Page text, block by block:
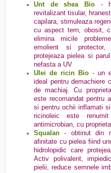
Unt de shea Bio-
revitalizant tisular,
capilara, stimuleaza
cu aspect tern, obosit,
elimina micile
emolient si
protejeaza pielea si
nefasta a UV
Ulei de ricin Bio - un
ideal pentru demachiere
de machiaj. Cu
este recomandat pentru
si pentru ochii inflamati
ricinoleic este
antimicrobian, cu
Squalan- obtinut din
afinitate cu pielea fiind
hidrolopidic care
Activ polivalent,
pielii, reduce semnele